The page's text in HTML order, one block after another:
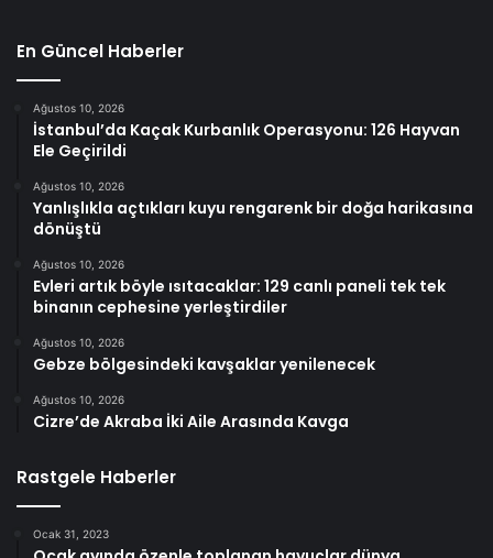
En Güncel Haberler
Ağustos 10, 2026
İstanbul’da Kaçak Kurbanlık Operasyonu: 126 Hayvan
Ele Geçirildi
Ağustos 10, 2026
Yanlışlıkla açtıkları kuyu rengarenk bir doğa harikasına
dönüştü
Ağustos 10, 2026
Evleri artık böyle ısıtacaklar: 129 canlı paneli tek tek
binanın cephesine yerleştirdiler
Ağustos 10, 2026
Gebze bölgesindeki kavşaklar yenilenecek
Ağustos 10, 2026
Cizre’de Akraba İki Aile Arasında Kavga
Rastgele Haberler
Ocak 31, 2023